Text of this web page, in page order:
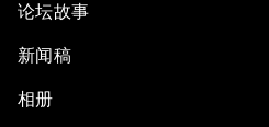
论坛故事
新闻稿
相册